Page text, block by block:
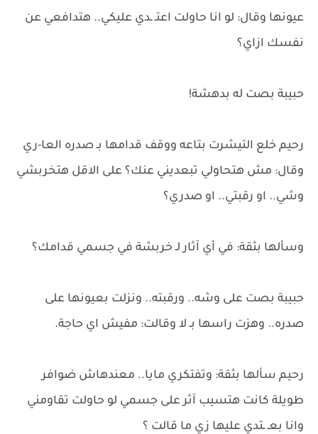
عيونها وقال: لو انا حاولت اعتـ ـدي عليكي.. هتدافعي عن
نفسك ازاي؟
حبيبة بصت له بدهشة!
رحيم خلع التيشرت بتاعه ووقف قدامها بـ صدره العا-ري
وقال: مش هتحاولي تبعديني عنك؟ على الاقل هتخربشي
وشي.. او رقبتي.. او صدري؟
وسألها بثقة: في أي آثار لـ خربشة في جسمي قدامك؟
حبيبة بصت على وشه.. ورقبته.. ونزلت بعيونها على
صدره.. وهزت راسها بـ لا وقالت: مفيش اي حاجة.
رحيم سألها بثقة: وتفتكري مايا.. معندهاش ضوافر
طويلة كانت هتسيب آثر على جسمي لو حاولت تقاومني
وانا بعـ ـتدي عليها زي ما قالت ؟